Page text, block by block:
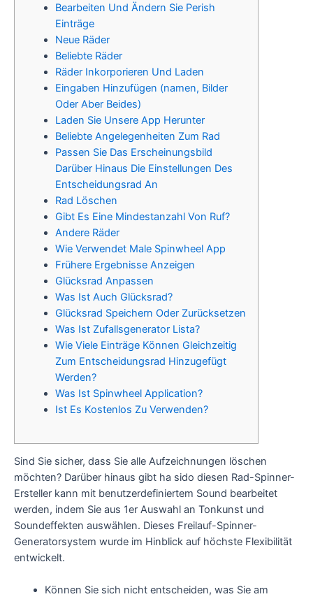
Bearbeiten Und Ändern Sie Perish
Einträge
Neue Räder
Beliebte Räder
Räder Inkorporieren Und Laden
Eingaben Hinzufügen (namen, Bilder
Oder Aber Beides)
Laden Sie Unsere App Herunter
Beliebte Angelegenheiten Zum Rad
Passen Sie Das Erscheinungsbild
Darüber Hinaus Die Einstellungen Des
Entscheidungsrad An
Rad Löschen
Gibt Es Eine Mindestanzahl Von Ruf?
Andere Räder
Wie Verwendet Male Spinwheel App
Frühere Ergebnisse Anzeigen
Glücksrad Anpassen
Was Ist Auch Glücksrad?
Glücksrad Speichern Oder Zurücksetzen
Was Ist Zufallsgenerator Lista?
Wie Viele Einträge Können Gleichzeitig
Zum Entscheidungsrad Hinzugefügt
Werden?
Was Ist Spinwheel Application?
Ist Es Kostenlos Zu Verwenden?
Sind Sie sicher, dass Sie alle Aufzeichnungen löschen
möchten? Darüber hinaus gibt ha sido diesen Rad-Spinner-
Ersteller kann mit benutzerdefiniertem Sound bearbeitet
werden, indem Sie aus 1er Auswahl an Tonkunst und
Soundeffekten auswählen. Dieses Freilauf-Spinner-
Generatorsystem wurde im Hinblick auf höchste Flexibilität
entwickelt.
Können Sie sich nicht entscheiden, was Sie am